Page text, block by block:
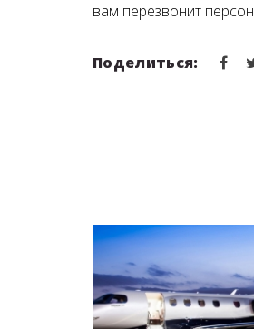
вам перезвонит
Поделиться: